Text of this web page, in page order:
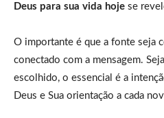
Deus para sua vida hoje se
O importante é que a fonte seja
conectado com a mensagem.
escolhido, o essencial é a
Deus e Sua orientação a cada